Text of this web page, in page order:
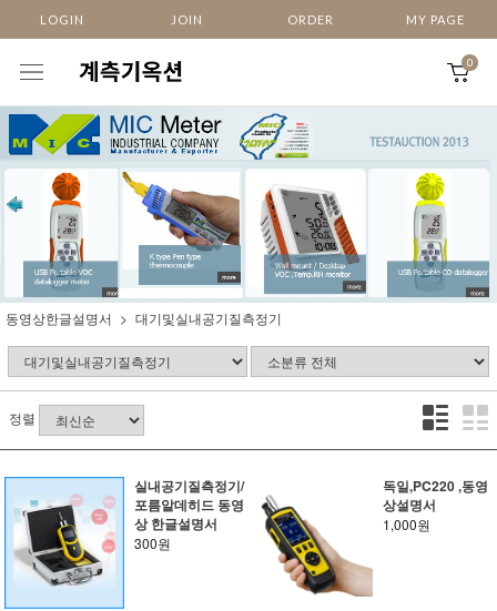
LOGIN JOIN ORDER MY PAGE
0
동영상한글설명서 대기및실내공기질측정기
정렬
실내공기질측정기/
포름알데히드 동영
상 한글설명서
300원
독일,PC220 ,동영
상설명서
1,000원